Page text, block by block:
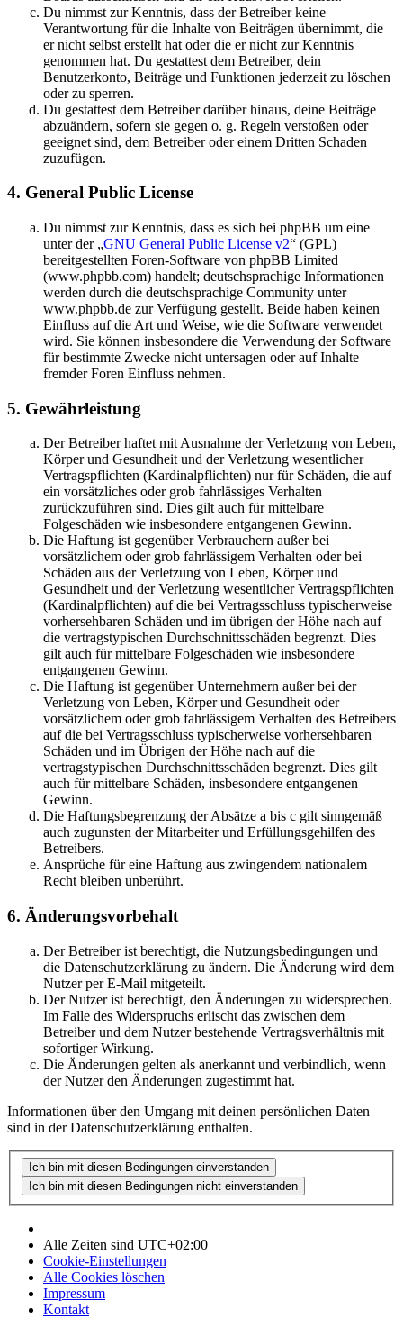
Du nimmst zur Kenntnis, dass der Betreiber keine
Verantwortung für die Inhalte von Beiträgen übernimmt, die
er nicht selbst erstellt hat oder die er nicht zur Kenntnis
genommen hat. Du gestattest dem Betreiber, dein
Benutzerkonto, Beiträge und Funktionen jederzeit zu löschen
oder zu sperren.
Du gestattest dem Betreiber darüber hinaus, deine Beiträge
abzuändern, sofern sie gegen o. g. Regeln verstoßen oder
geeignet sind, dem Betreiber oder einem Dritten Schaden
zuzufügen.
4. General Public License
Du nimmst zur Kenntnis, dass es sich bei phpBB um eine
unter der „GNU General Public License v2“ (GPL)
bereitgestellten Foren-Software von phpBB Limited
(www.phpbb.com) handelt; deutschsprachige Informationen
werden durch die deutschsprachige Community unter
www.phpbb.de zur Verfügung gestellt. Beide haben keinen
Einfluss auf die Art und Weise, wie die Software verwendet
wird. Sie können insbesondere die Verwendung der Software
für bestimmte Zwecke nicht untersagen oder auf Inhalte
fremder Foren Einfluss nehmen.
5. Gewährleistung
Der Betreiber haftet mit Ausnahme der Verletzung von Leben,
Körper und Gesundheit und der Verletzung wesentlicher
Vertragspflichten (Kardinalpflichten) nur für Schäden, die auf
ein vorsätzliches oder grob fahrlässiges Verhalten
zurückzuführen sind. Dies gilt auch für mittelbare
Folgeschäden wie insbesondere entgangenen Gewinn.
Die Haftung ist gegenüber Verbrauchern außer bei
vorsätzlichem oder grob fahrlässigem Verhalten oder bei
Schäden aus der Verletzung von Leben, Körper und
Gesundheit und der Verletzung wesentlicher Vertragspflichten
(Kardinalpflichten) auf die bei Vertragsschluss typischerweise
vorhersehbaren Schäden und im übrigen der Höhe nach auf
die vertragstypischen Durchschnittsschäden begrenzt. Dies
gilt auch für mittelbare Folgeschäden wie insbesondere
entgangenen Gewinn.
Die Haftung ist gegenüber Unternehmern außer bei der
Verletzung von Leben, Körper und Gesundheit oder
vorsätzlichem oder grob fahrlässigem Verhalten des Betreibers
auf die bei Vertragsschluss typischerweise vorhersehbaren
Schäden und im Übrigen der Höhe nach auf die
vertragstypischen Durchschnittsschäden begrenzt. Dies gilt
auch für mittelbare Schäden, insbesondere entgangenen
Gewinn.
Die Haftungsbegrenzung der Absätze a bis c gilt sinngemäß
auch zugunsten der Mitarbeiter und Erfüllungsgehilfen des
Betreibers.
Ansprüche für eine Haftung aus zwingendem nationalem
Recht bleiben unberührt.
6. Änderungsvorbehalt
Der Betreiber ist berechtigt, die Nutzungsbedingungen und
die Datenschutzerklärung zu ändern. Die Änderung wird dem
Nutzer per E-Mail mitgeteilt.
Der Nutzer ist berechtigt, den Änderungen zu widersprechen.
Im Falle des Widerspruchs erlischt das zwischen dem
Betreiber und dem Nutzer bestehende Vertragsverhältnis mit
sofortiger Wirkung.
Die Änderungen gelten als anerkannt und verbindlich, wenn
der Nutzer den Änderungen zugestimmt hat.
Informationen über den Umgang mit deinen persönlichen Daten
sind in der Datenschutzerklärung enthalten.
Alle Zeiten sind UTC+02:00
Cookie-Einstellungen
Alle Cookies löschen
Impressum
Kontakt